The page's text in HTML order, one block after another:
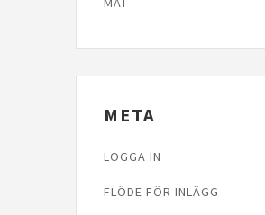
META
LOGGA IN
FLÖDE FÖR INLÄGG